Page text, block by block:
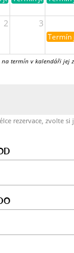
2 3
Termín
termín v kalendáři jej
rezervace, zvolte si